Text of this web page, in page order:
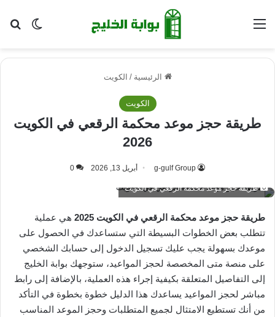
الوضع القائمة
الرئيسية / الكويت
الكويت
طريقة حجز موعد محكمة الرقعي في الكويت
2026
g-gulf Group أبريل 13, 2026 0
طريقة حجز موعد محكمة الرقعي في الكويت
طريقة حجز موعد محكمة الرقعي في الكويت 2025
هي عملية
تتطلب بعض الخطوات البسيطة التي ستساعدك في الحصول على
موعدك بسهولة يجب عليك تسجيل الدخول إلى حسابك الشخصي
على منصة متى المخصصة لحجز المواعيد، ستوجهك بوابة الخليج
إلى التفاصيل المتعلقة بكيفية إجراء هذه العملية، بالإضافة إلى رابط
مباشر لحجز المواعيد يساعدك هذا الدليل خطوة بخطوة في التأكد
من أنك تستطيع الامتثال لجميع المتطلبات وحجز الموعد المناسب